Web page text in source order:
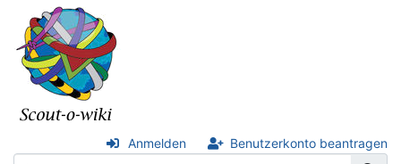
Anmelden Benutzerkonto beantragen